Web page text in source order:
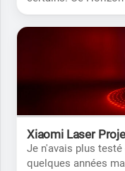
mais répondra-t-il à
Xiaomi Laser
Je n'avais plus
quelques années